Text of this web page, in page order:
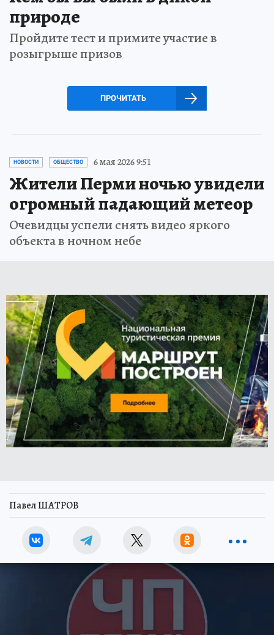
природе
Пройдите тест и примите участие в
розыгрыше призов
ПРОЧИТАТЬ
НОВОСТИ ОБЩЕСТВО 6 мая 2026 9:51
Жители Перми ночью увидели
огромный падающий метеор
Очевидцы успели снять видео яркого
объекта в ночном небе
Павел ШАТРОВ